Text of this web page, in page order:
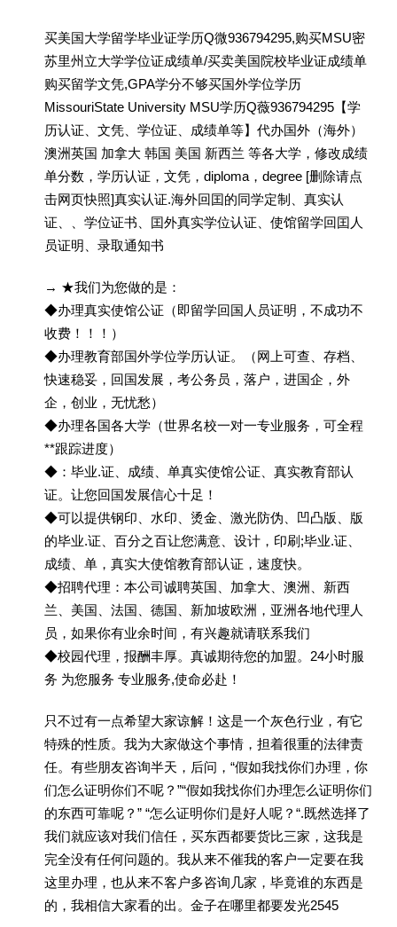
买美国大学留学毕业证学历Q微936794295,购买MSU密
苏里州立大学学位证成绩单/买卖美国院校毕业证成绩单
购买留学文凭,GPA学分不够买国外学位学历
MissouriState University MSU学历Q薇936794295【学
历认证、文凭、学位证、成绩单等】代办国外（海外）
澳洲英国 加拿大 韩国 美国 新西兰 等各大学，修改成绩
单分数，学历认证，文凭，diploma，degree [删除请点
击网页快照]真实认证.海外回囯的同学定制、真实认
证、、学位证书、囯外真实学位认证、使馆留学回囯人
员证明、录取通知书
→ ★我们为您做的是：
◆办理真实使馆公证（即留学回国人员证明，不成功不
收费！！！）
◆办理教育部国外学位学历认证。（网上可查、存档、
快速稳妥，回国发展，考公务员，落户，进国企，外
企，创业，无忧愁）
◆办理各国各大学（世界名校一对一专业服务，可全程
**跟踪进度）
◆：毕业.证、成绩、单真实使馆公证、真实教育部认
证。让您回国发展信心十足！
◆可以提供钢印、水印、烫金、激光防伪、凹凸版、版
的毕业.证、百分之百让您满意、设计，印刷;毕业.证、
成绩、单，真实大使馆教育部认证，速度快。
◆招聘代理：本公司诚聘英国、加拿大、澳洲、新西
兰、美国、法国、德国、新加坡欧洲，亚洲各地代理人
员，如果你有业余时间，有兴趣就请联系我们
◆校园代理，报酬丰厚。真诚期待您的加盟。24小时服
务 为您服务 专业服务,使命必赴！
只不过有一点希望大家谅解！这是一个灰色行业，有它
特殊的性质。我为大家做这个事情，担着很重的法律责
任。有些朋友咨询半天，后问，“假如我找你们办理，你
们怎么证明你们不呢？”“假如我找你们办理怎么证明你们
的东西可靠呢？” “怎么证明你们是好人呢？“.既然选择了
我们就应该对我们信任，买东西都要货比三家，这我是
完全没有任何问题的。我从来不催我的客户一定要在我
这里办理，也从来不客户多咨询几家，毕竟谁的东西是
的，我相信大家看的出。金子在哪里都要发光2545